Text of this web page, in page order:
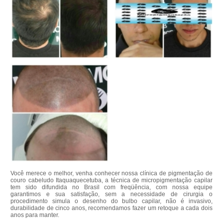
Você merece o melhor, venha conhecer nossa clínica de pigmentação de
couro cabeludo Itaquaquecetuba, a técnica de micropigmentação capilar
tem sido difundida no Brasil com freqüência, com nossa equipe
garantimos e sua satisfação, sem a necessidade de cirurgia o
procedimento simula o desenho do bulbo capilar, não é invasivo,
durabilidade de cinco anos, recomendamos fazer um retoque a cada dois
anos para manter.